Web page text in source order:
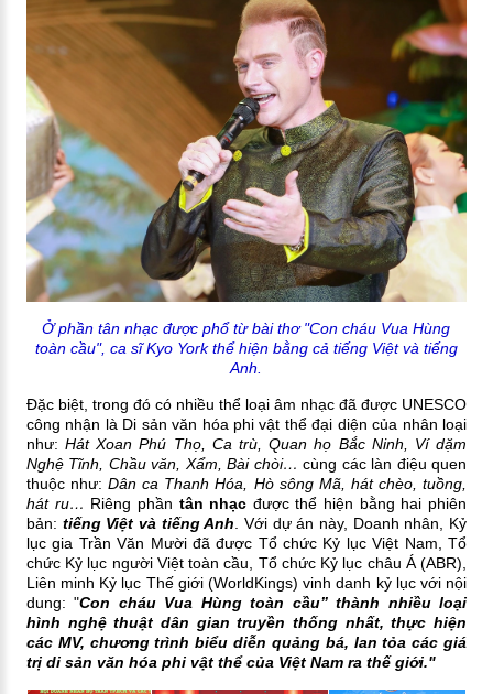
Ở phần tân nhạc được phổ từ bài thơ "Con cháu Vua Hùng
toàn cầu", ca sĩ Kyo York thể hiện bằng cả tiếng Việt và tiếng
Anh.
Đặc biệt, trong đó có nhiều thể loại âm nhạc đã được UNESCO
công nhận là Di sản văn hóa phi vật thể đại diện của nhân loại
như:Hát Xoan Phú Thọ, Ca trù, Quan họ Bắc Ninh, Ví dặm
Nghệ Tĩnh, Chầu văn, Xẩm, Bài chòi… cùng các làn điệu quen
thuộc như:Dân ca Thanh Hóa, Hò sông Mã, hát chèo, tuồng,
hát ru… Riêng phần tân nhạc được thể hiện bằng hai phiên
bản: tiếng Việt và tiếng Anh . Với dự án này, Doanh nhân, Kỷ
lục gia Trần Văn Mười đã được Tổ chức Kỷ lục Việt Nam, Tổ
chức Kỷ lục người Việt toàn cầu, Tổ chức Kỷ lục châu Á (ABR),
Liên minh Kỷ lục Thế giới (WorldKings) vinh danh kỷ lục với nội
dung:"Con cháu Vua Hùng toàn cầu” thành nhiều loại
hình nghệ thuật dân gian truyền thống nhất, thực hiện
các MV, chương trình biểu diễn quảng bá, lan tỏa các giá
trị di sản văn hóa phi vật thể của Việt Nam ra thế giới."